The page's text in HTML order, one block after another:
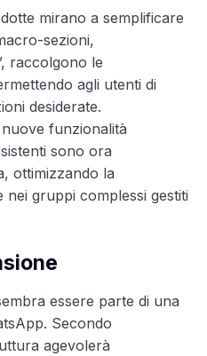
mirano a semplificare
sezioni,
raccolgono le
agli utenti di
desiderate.
funzionalità
sono ora
ottimizzando la
nei gruppi complessi gestiti
essere parte di una
Secondo
agevolerà